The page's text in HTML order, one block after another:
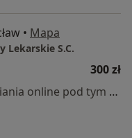
• Mapa
Lekarskie S.C.
300 zł
Specjalista nie oferuje umawiania online pod tym adresem.